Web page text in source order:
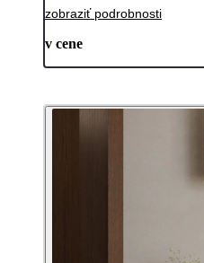
zobraziť podrobnosti
v cene